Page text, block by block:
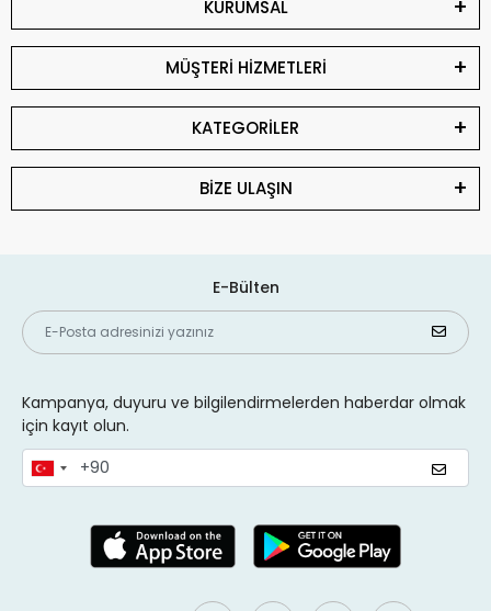
KURUMSAL
MÜŞTERİ HİZMETLERİ
KATEGORİLER
BİZE ULAŞIN
E-Bülten
Kampanya, duyuru ve bilgilendirmelerden haberdar olmak
için kayıt olun.